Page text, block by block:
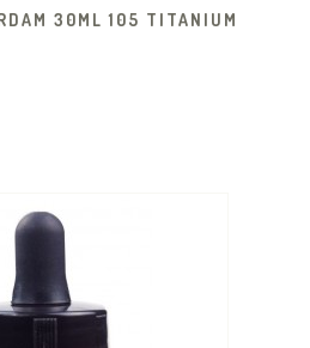
30ML 105 TITANIUM